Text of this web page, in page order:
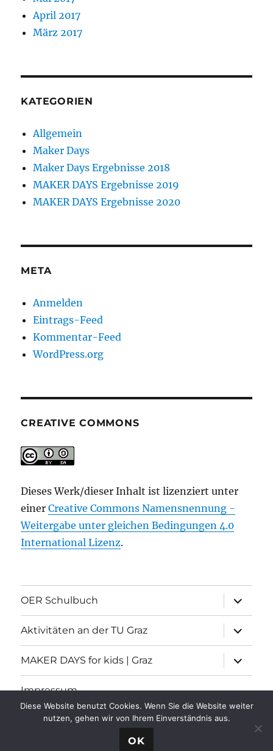
April 2017
März 2017
KATEGORIEN
Allgemein
Maker Days
Maker Days Ergebnisse 2018
MAKER DAYS Ergebnisse 2019
MAKER DAYS Ergebnisse 2020
META
Anmelden
Eintrags-Feed
Kommentar-Feed
WordPress.org
CREATIVE COMMONS
Dieses Werk/dieser Inhalt ist lizenziert unter
einerCreative Commons Namensnennung -
Weitergabe unter gleichen Bedingungen 4.0
International Lizenz.
OER Schulbuch
öffnen
Aktivitäten an der TU Graz
öffnen
MAKER DAYS for kids | Graz
öffnen
Impressum
Informatische Grundbildung
Stolz präsentiert von
Diese Website benutzt Cookies. Wenn Sie die Website weiter
nutzen, gehen wir von Ihrem Einverständnis aus.
OK